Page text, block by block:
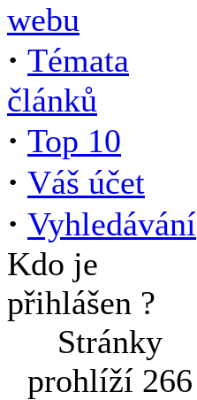
webu
· Témata
článků
· Top 10
· Váš účet
· Vyhledávání
Kdo je
přihlášen ?
Stránky
prohlíží 266